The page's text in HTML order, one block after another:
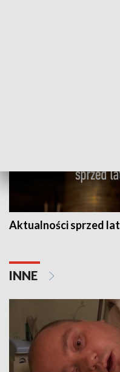
Aktualności sprzed lat
INNE